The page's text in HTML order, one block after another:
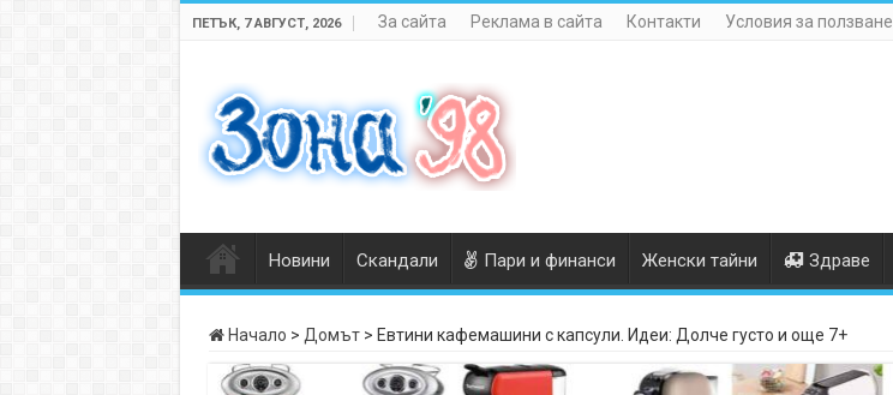
ПЕТЪК, 7 АВГУСТ, 2026 За сайта Реклама в сайта Контакти Условия за ползване
Новини Скандали Пари и финанси Женски тайни Здраве
Начало > Домът > Евтини кафемашини с капсули. Идеи: Долче густо и още 7+